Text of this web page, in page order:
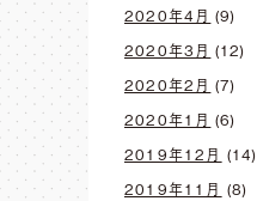
2020年4月 (9)
2020年3月 (12)
2020年2月 (7)
2020年1月 (6)
2019年12月 (14)
2019年11月 (8)